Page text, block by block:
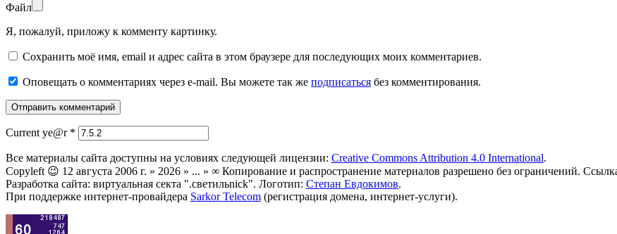
Файл
Я, пожалуй, приложу к комменту картинку.
Сохранить моё имя, email и адрес сайта в этом браузере для последующих моих комментариев.
Оповещать о комментариях через e-mail. Вы можете так же подписаться без комментирования.
Current ye@r *
Все материалы сайта доступны на условиях следующей лицензии: Creative Commons Attribution 4.0 International.
Copyleft 😉 12 августа 2006 г. » 2026 » ... » ∞ Копирование и распространение материалов разрешено без ограничений.
Разработка сайта: виртуальная секта ".светильnick". Логотип: Степан Евдокимов.
При поддержке интернет-провайдера Sarkor Telecom (регистрация домена, интернет-услуги).